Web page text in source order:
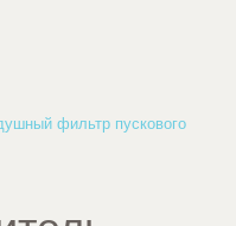
фильтр пускового